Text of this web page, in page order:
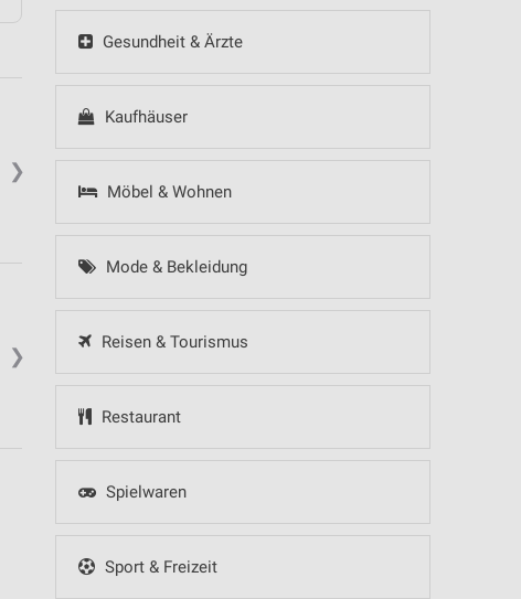
Gesundheit & Ärzte
Kaufhäuser
Möbel & Wohnen
Mode & Bekleidung
Reisen & Tourismus
Restaurant
Spielwaren
Sport & Freizeit
❯
❯